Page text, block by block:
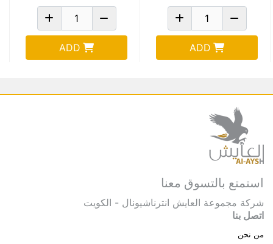
ADD
ADD
استمتع بالتسوق معنا
شركة مجموعة العايش انترناشيونال - الكويت
اتصل بنا
من نحن